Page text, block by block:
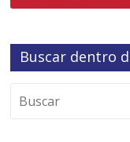
Buscar dentro